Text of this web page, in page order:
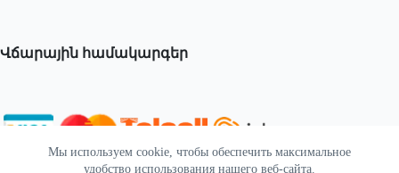
Мы используем cookie, чтобы обеспечить максимальное
удобство использования нашего веб-сайта.
Վճարային համակարգեր
© 2026 | Powered by SEKTIF